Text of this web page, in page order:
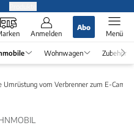
Anmelden
Abo
Menü
Wohnwagen Zubehör
vom Verbrenner zum E-